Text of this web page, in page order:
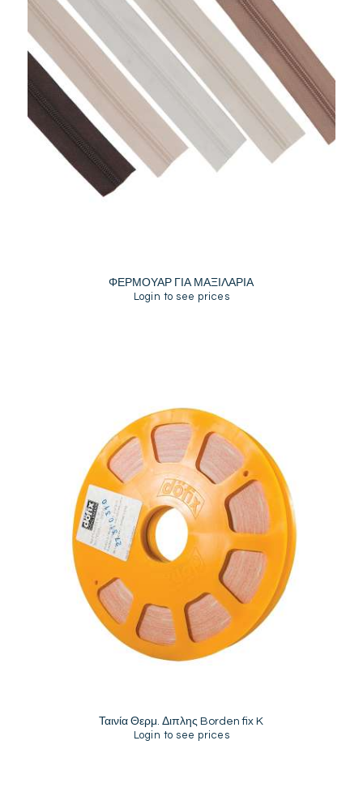
ΦΕΡΜΟΥΑΡ ΓΙΑ ΜΑΞΙΛΑΡΙΑ
Login to see prices
Ταινία Θερμ. Διπλης Borden fix K
Login to see prices